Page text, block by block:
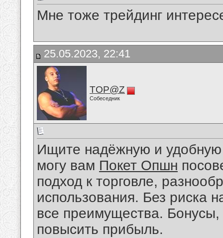
Мне тоже трейдинг
25.05.2023, 22:41
TOP@Z
Собеседник
Ищите надёжную и удобную
могу вам Покет Опшн
подход к торговле,
использования. Без риска
все преимущества.
повысить прибыль.